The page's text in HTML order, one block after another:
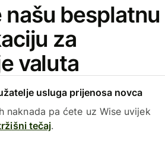
besplatnu
za
valuta
usluga prijenosa novca
naknada pa ćete uz Wise uvijek
tečaj.